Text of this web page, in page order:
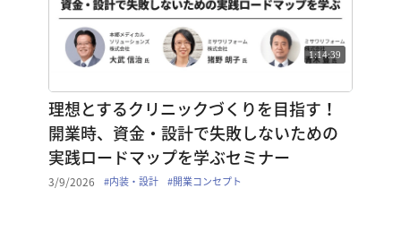
1:14:39
理想とするクリニックづくりを目指す！
開業時、資金・設計で失敗しないための
実践ロードマップを学ぶセミナー
3/9/2026 #内装・設計 #開業コンセプト